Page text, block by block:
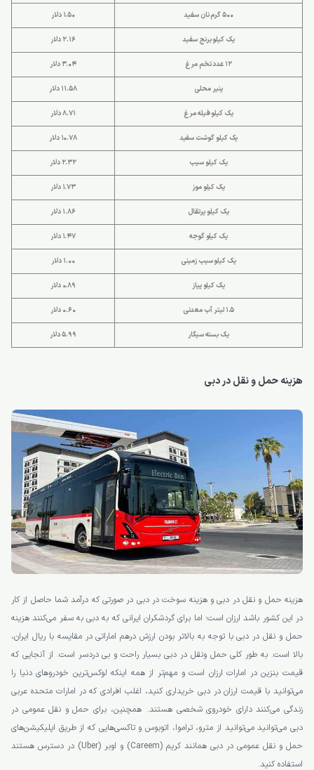
500 گرم نان سفید 1.50 دلار
یک کیلو برنج سفید 2.16 دلار
12 عدد تخم مرغ 3.04 دلار
پنیر محلی 11.58 دلار
یک کیلو فیله مرغ 8.71 دلار
یک کیلو گوشت سفید 10.78 دلار
یک کیلو سیب 2.32 دلار
یک کیلو موز 1.73 دلار
یک کیلو پرتقال 1.86 دلار
یک کیلو گوجه 1.47 دلار
یک کیلو سیب زمینی 1.00 دلار
یک کیلو پیاز 0.89 دلار
1.5 لیتر آب معدنی 0.60 دلار
یک بسته سیگار 5.99 دلار
هزینه حمل و نقل در دبی
هزینه حمل و نقل در دبی و هزینه سوخت در دبی در صورتی که درآمد شما حاصل از کار
در این کشور باشد ارزان است؛ اما برای گردشکران ایرانی که به دبی به سفر می‌کنند هزینه
حمل و نقل در دبی با توجه به بالاتر بودن ارزش درهم اماراتی در مقایسه با ریال ایران،
بالا است. به طور کلی حمل ونقل در دبی بسیار راحت و بی دردسر است. از آنجایی که
قیمت بنزین در امارات ارزان است و مهم‌تر از همه اینکه لوکس‌ترین خودروهای دنیا را
می‌توانید با قیمت ارزان در دبی خریداری کنید، اغلب افرادی که در امارات متحده عربی
زندگی می‌کنند دارای خودروی شخصی هستند. همچنین، برای حمل و نقل عمومی در
دبی می‌توانید می‌توانید از مترو، تراموا، اتوبوس و تاکسی‌هایی که از طریق اپلیکیشن‌های
حمل و نقل عمومی در دبی همانند کریم (Careem) و اوبر (Uber) در دسترس هستند
استفاده کنید.